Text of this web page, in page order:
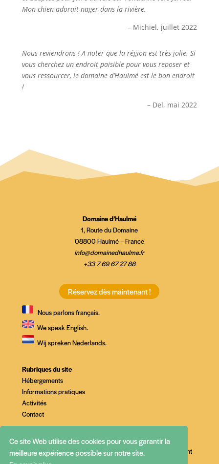
Mon chien adorait nager dans la rivière.
– Michiel, juillet 2022
Nous reviendrons ! A noter que la région est très jolie. Si
vous cherchez un endroit paisible pour vous reposer et
vous ressourcer, le domaine d’Haulmé est le bon endroit
!
– Del, mai 2022
Domaine d’Haulmé
1, Route du Domaine
08800 Haulmé – France
info@domainedhaulme.fr
+33 7 69 67 27 88
Réservez dès maintenant !
Nous parlons français.
We speak English.
Wij spreken Nederlands.
Rubriques du site
Hébergements
Informations pratiques
Activités
Contact
Politique de confidentialité
Conditions générales de vente, mentions légales, règlement
Ce site Web utilise des cookies pour vous garantir la
meilleure expérience possible sur notre site.